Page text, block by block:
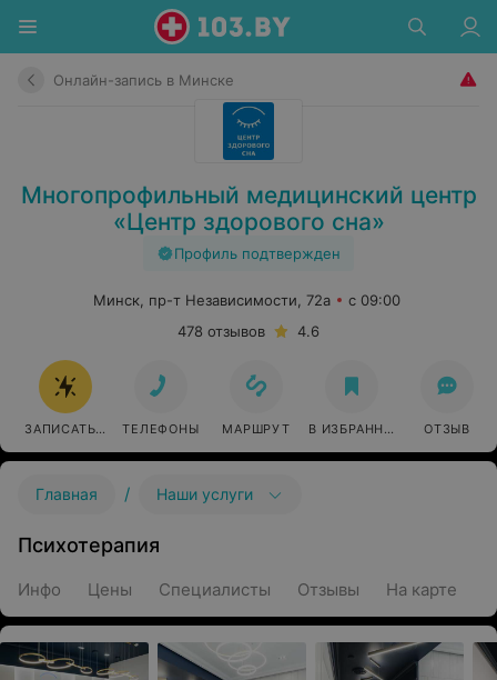
Онлайн-запись в Минске
Многопрофильный медицинский центр
«Центр здорового сна»
Профиль подтвержден
Минск, пр-т Независимости, 72а
с 09:00
478 отзывов
4.6
ЗАПИСАТЬСЯ ОНЛАЙН
ТЕЛЕФОНЫ МАРШРУТ В ИЗБРАННОЕ ОТЗЫВ
Главная / Наши услуги
Психотерапия
Инфо Цены Специалисты Отзывы На карте